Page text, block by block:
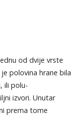
od dvije vrste
polovina hrane bila
ili polu-
izvori. Unutar
prema tome